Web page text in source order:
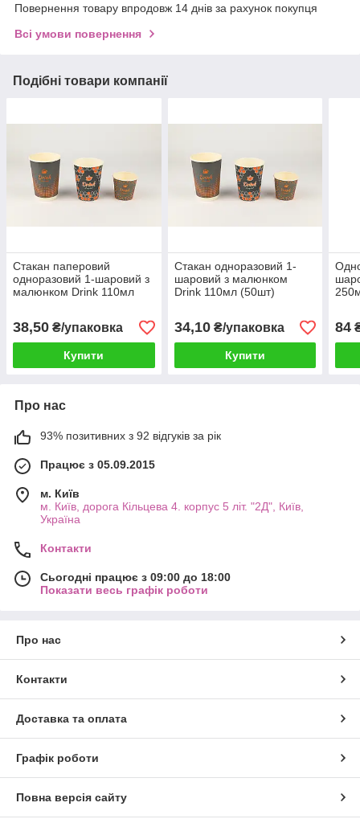
Повернення товару впродовж 14 днів за рахунок покупця
Всі умови повернення
Подібні товари компанії
Стакан паперовий
одноразовий 1-шаровий з
малюнком Drink 110мл
38,50 ₴/упаковка
Купити
Стакан одноразовий 1-
шаровий з малюнком
Drink 110мл (50шт)
34,10₴/упаковка
Купити
84
Про нас
93% позитивних з 92 відгуків за рік
Працює з 05.09.2015
м. Київ
м. Київ, дорога Кільцева 4. корпус 5 літ. "2Д", Київ,
Україна
Контакти
Сьогодні працює з 09:00 до 18:00
Показати весь графік роботи
Про нас
Контакти
Доставка та оплата
Графік роботи
Повна версія сайту